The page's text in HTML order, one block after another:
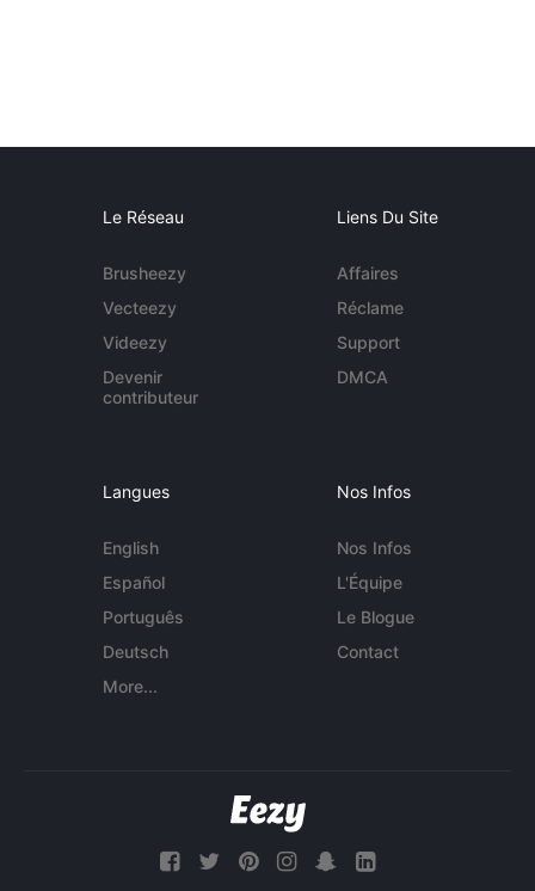
Le Réseau
Brusheezy
Vecteezy
Videezy
Devenir
contributeur
Liens Du Site
Affaires
Réclame
Support
DMCA
Langues
English
Español
Português
Deutsch
More...
Nos Infos
Nos Infos
L'Équipe
Le Blogue
Contact